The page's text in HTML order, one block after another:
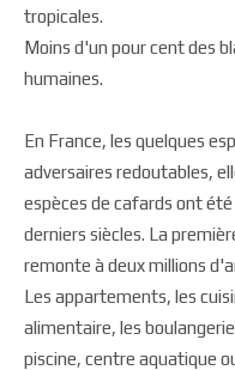
tropicales.
Moins d'un pour cent des
humaines.
En France, les quelques
adversaires redoutables,
espèces de cafards ont
derniers siècles. La
remonte à deux millions
Les appartements, les
alimentaire, les
piscine, centre aquatique